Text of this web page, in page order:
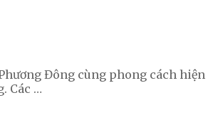
Đông cùng phong cách hiện
Các …